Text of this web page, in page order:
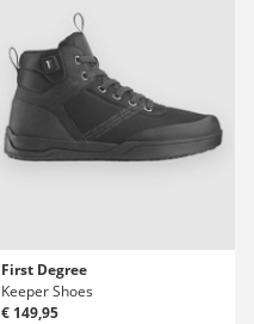
First Degree
Keeper Shoes
€ 149,95